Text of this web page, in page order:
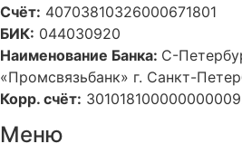
Счёт: 40703810326000671801
БИК: 044030920
Наименование Банка: С-
«Промсвязьбанк» г. Санкт-
Корр. счёт:
Меню